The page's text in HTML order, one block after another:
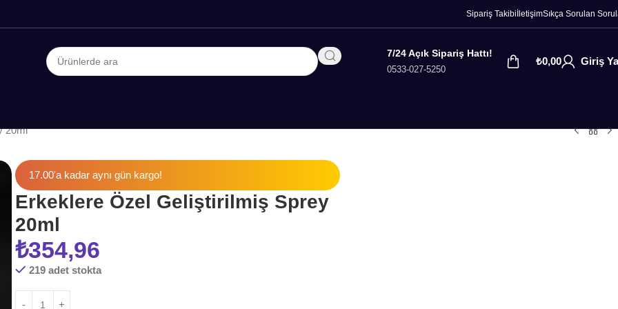
Sipariş Takibi İletişimSıkça Sorulan
7/24 Açık Sipariş Hattı!
0533-027-5250
₺0,00 Giriş
20ml
17.00'a kadar aynı gün kargo!
Erkeklere Özel Geliştirilmiş Sprey
20ml
₺354,96
219 adet stokta